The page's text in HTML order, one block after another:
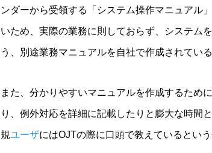
ンダーから受領する「システム操作マニュアル
いため、実際の業務に則しておらず、システム
う、別途業務マニュアルを自社で作成されてい
また、分かりやすいマニュアルを作成するため
り、例外対応を詳細に記載したりと膨大な時間
規ユーザにはOJTの際に口頭で教えているとい